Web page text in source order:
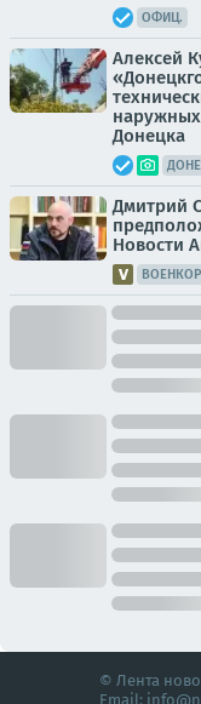
ОФИЦ.
Алексей
наружных
Донецка
Дмитрий
Новости
© Лента
Email: